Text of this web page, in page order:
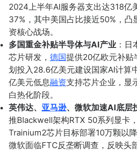
2024上半年AI服务器支出达318亿
37%，其中美国占比接近50%，凸
资核心战场。
多国重金补贴半导体与AI产业：日
芯片研发， 德国提供20亿欧元补贴
划投入28.6亿美元建设国家AI计算
亿美元低息融资支持芯片企业，显
白热化阶段。
英伟达、 亚马逊、微软加速AI底层
推Blackwell架构RTX 50系列显卡
Trainium2芯片目标部署10万颗以
微软面临FTC反垄断调查，反映头